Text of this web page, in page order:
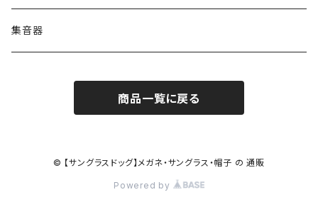
adidas アディダス
CHARME (シャルム)
OAkley オークリー
アーバンリサーチ URBAN RESEARCH
ポロ ラルフローレン Polo Ralph Lauren
ニューバランス NEWBALANCE
コンバース CONVERSE
S-size
サングラス
集音器
商品一覧に戻る
© 【サングラスドッグ】メガネ・サングラス・帽子 の 通販
Powered by